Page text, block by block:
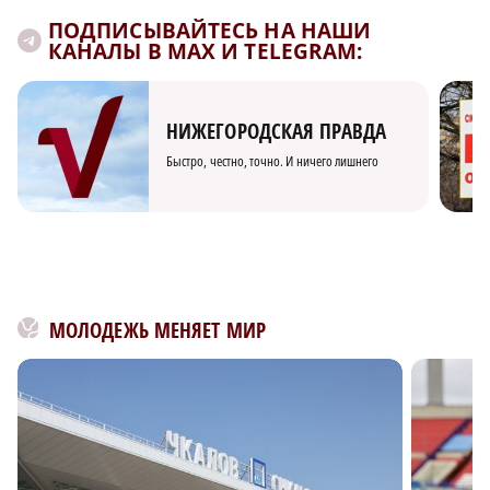
ПОДПИСЫВАЙТЕСЬ НА НАШИ
КАНАЛЫ В MAX И TELEGRAM:
НИЖЕГОРОДСКАЯ ПРАВДА
Быстро, честно, точно. И ничего лишнего
МОЛОДЕЖЬ МЕНЯЕТ МИР